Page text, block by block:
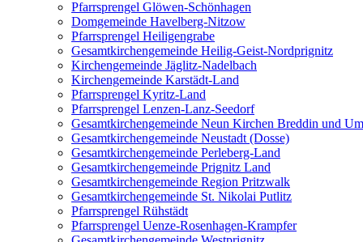
Pfarrsprengel Glöwen-Schönhagen
Domgemeinde Havelberg-Nitzow
Pfarrsprengel Heiligengrabe
Gesamtkirchengemeinde Heilig-Geist-Nordprignitz
Kirchengemeinde Jäglitz-Nadelbach
Kirchengemeinde Karstädt-Land
Pfarrsprengel Kyritz-Land
Pfarrsprengel Lenzen-Lanz-Seedorf
Gesamtkirchengemeinde Neun Kirchen Breddin und
Gesamtkirchengemeinde Neustadt (Dosse)
Gesamtkirchengemeinde Perleberg-Land
Gesamtkirchengemeinde Prignitz Land
Gesamtkirchengemeinde Region Pritzwalk
Gesamtkirchengemeinde St. Nikolai Putlitz
Pfarrsprengel Rühstädt
Pfarrsprengel Uenze-Rosenhagen-Krampfer